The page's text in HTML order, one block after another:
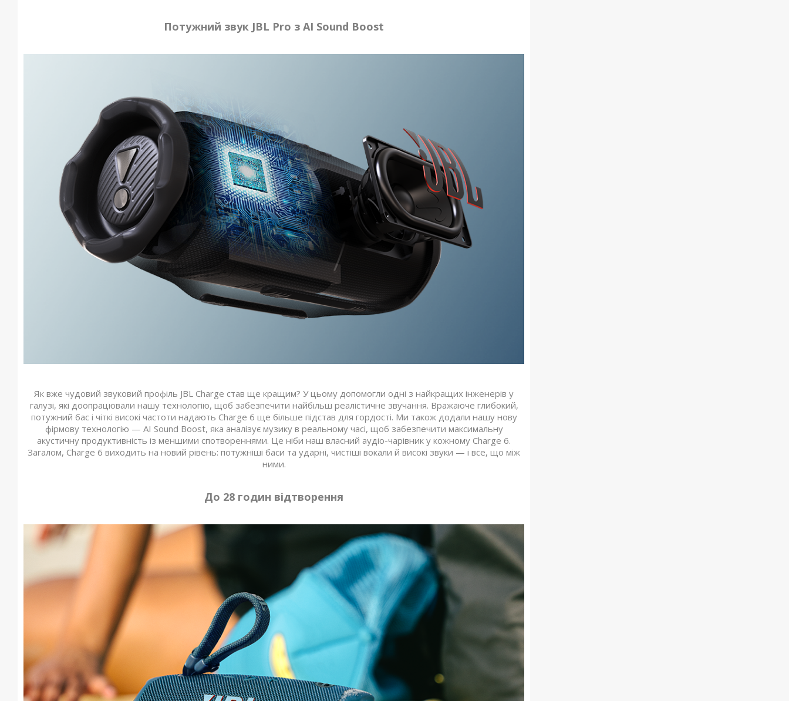
Потужний звук JBL Pro з AI Sound Boost
Як вже чудовий звуковий профіль JBL Charge став ще кращим? У цьому допомогли одні з найкращих інженерів у
галузі, які доопрацювали нашу технологію, щоб забезпечити найбільш реалістичне звучання. Вражаюче глибокий,
потужний бас і чіткі високі частоти надають Charge 6 ще більше підстав для гордості. Ми також додали нашу нову
фірмову технологію — AI Sound Boost, яка аналізує музику в реальному часі, щоб забезпечити максимальну
акустичну продуктивність із меншими спотвореннями. Це ніби наш власний аудіо-чарівник у кожному Charge 6.
Загалом, Charge 6 виходить на новий рівень: потужніші баси та ударні, чистіші вокали й високі звуки — і все, що між
ними.
До 28 годин відтворення